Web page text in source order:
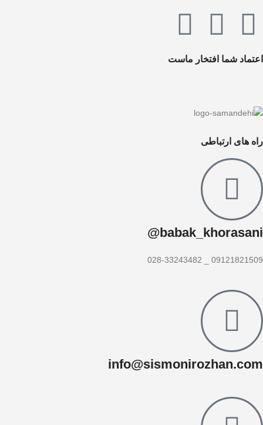
اعتماد شما افتخار ماست
راه های ارتباطی
babak_khorasani@
09121821509 _ 028-33243482
info@sismonirozhan.com